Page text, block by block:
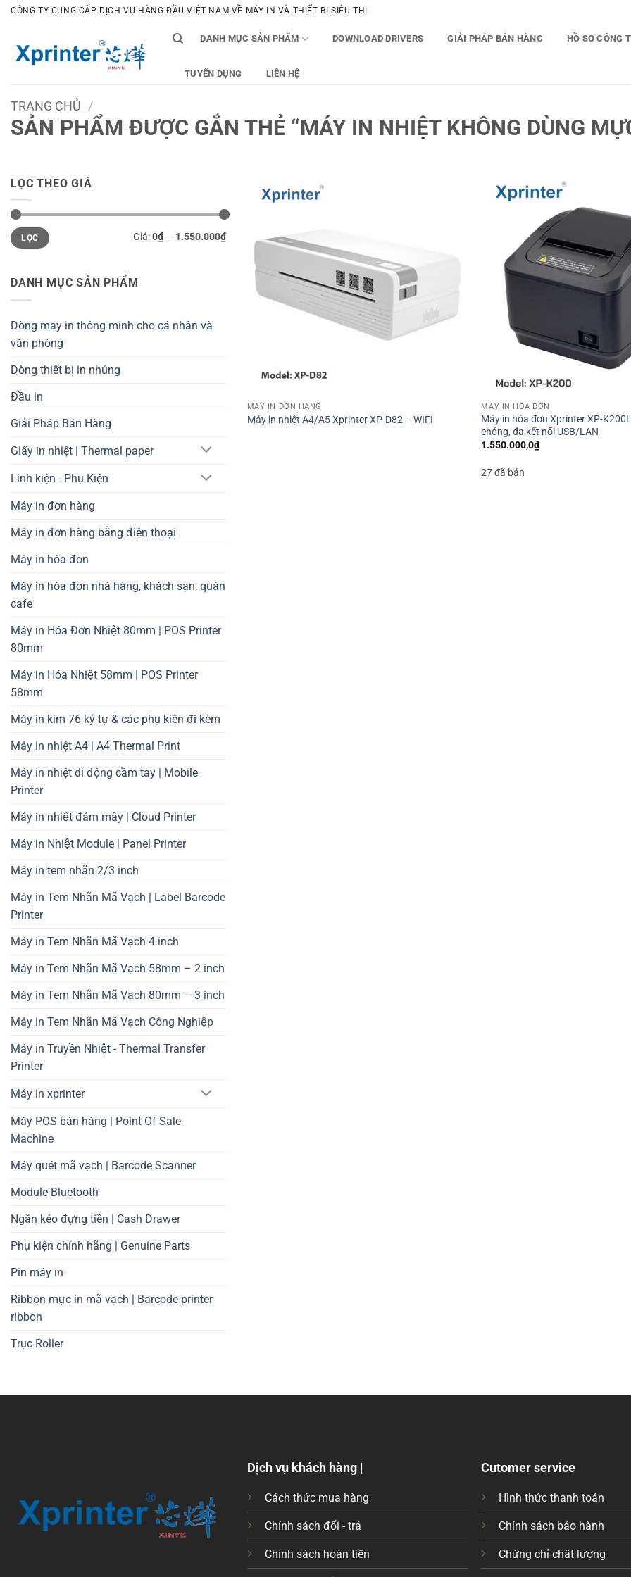
Bỏ
dung
CÔNG TY CUNG CẤP DỊCH VỤ HÀNG ĐẦU VIỆT NAM VỀ MÁY IN VÀ THIẾT BỊ SIÊU THỊ
DANH MỤC SẢN PHẨM DOWNLOAD DRIVERS GIẢI PHÁP BÁN HÀNG HỒ SƠ CÔNG
TUYỂN DỤNG LIÊN HỆ
TRANG CHỦ /
SẢN PHẨM ĐƯỢC GẮN THẺ “MÁY IN NHIỆT KHÔNG DÙNG
LỌC THEO GIÁ
Giá
tối
thiểu
Giá
tối
đa
LỌC Giá:0₫— 1.550.000₫
DANH MỤC SẢN PHẨM
Dòng máy in thông minh cho cá nhân và
văn phòng
Dòng thiết bị in nhúng
Đầu in
Giải Pháp Bán Hàng
Giấy in nhiệt | Thermal paper
Linh kiện - Phụ Kiện
Máy in đơn hàng
Máy in đơn hàng bằng điện thoại
Máy in hóa đơn
Máy in hóa đơn nhà hàng, khách sạn, quán
cafe
Máy in Hóa Đơn Nhiệt 80mm | POS Printer
80mm
Máy in Hóa Nhiệt 58mm | POS Printer
58mm
Máy in kim 76 ký tự & các phụ kiện đi kèm
Máy in nhiệt A4 | A4 Thermal Print
Máy in nhiệt di động cầm tay | Mobile
Printer
Máy in nhiệt đám mây | Cloud Printer
Máy in Nhiệt Module | Panel Printer
Máy in tem nhãn 2/3 inch
Máy in Tem Nhãn Mã Vạch | Label Barcode
Printer
Máy in Tem Nhãn Mã Vạch 4 inch
Máy in Tem Nhãn Mã Vạch 58mm – 2 inch
Máy in Tem Nhãn Mã Vạch 80mm – 3 inch
Máy in Tem Nhãn Mã Vạch Công Nghiệp
Máy in Truyền Nhiệt - Thermal Transfer
Printer
Máy in xprinter
Máy POS bán hàng | Point Of Sale
Machine
Máy quét mã vạch | Barcode Scanner
Module Bluetooth
Ngăn kéo đựng tiền | Cash Drawer
Phụ kiện chính hãng | Genuine Parts
Pin máy in
Ribbon mực in mã vạch | Barcode printer
ribbon
Trục Roller
MÁY IN ĐƠN HÀNG
Máy in nhiệt A4/A5 Xprinter XP-D82 – WIFI
MÁY IN HÓA ĐƠN
Máy in hóa đơn Xprinter XP-
chóng, đa kết nối USB/LAN
1.550.000,0₫
27 đã bán
Dịch vụ khách hàng |
Cách thức mua hàng
Chính sách đổi - trả
Chính sách hoàn tiền
Cutomer service
Hình thức thanh toán
Chính sách bảo hành
Chứng chỉ chất lượng